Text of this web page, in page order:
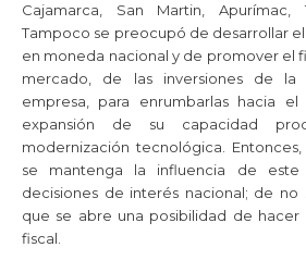
Cajamarca, San Martin, Apurímac,
Tampoco se preocupó de desarrollar
en moneda nacional y de promover el
mercado, de las inversiones de la
empresa, para enrumbarlas hacia
expansión de su capacidad
modernización tecnológica.
se mantenga la influencia de este
decisiones de interés nacional; de
que se abre una posibilidad de hacer
fiscal.